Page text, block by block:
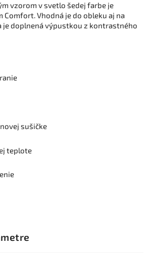
vzorom v svetlo šedej farbe je
Vhodná je do obleku aj na
je doplnená výpustkou z kontrastného
sušičke
teplote